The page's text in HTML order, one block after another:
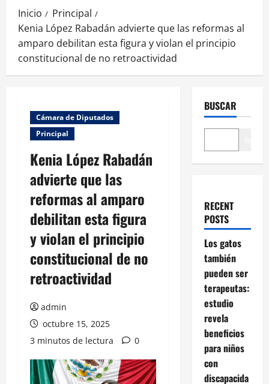
Inicio
Principal
Kenia López Rabadán advierte que las reformas al
amparo debilitan esta figura y violan el principio
constitucional de no retroactividad
Cámara de Diputados
Principal
Kenia López Rabadán
advierte que las
reformas al amparo
debilitan esta figura
y violan el principio
constitucional de no
retroactividad
admin
octubre 15, 2025
3 minutos de lectura
0
BUSCAR
RECENT
POSTS
Los gatos
también
pueden ser
terapeutas:
estudio
revela
beneficios
para niños
con
discapacida